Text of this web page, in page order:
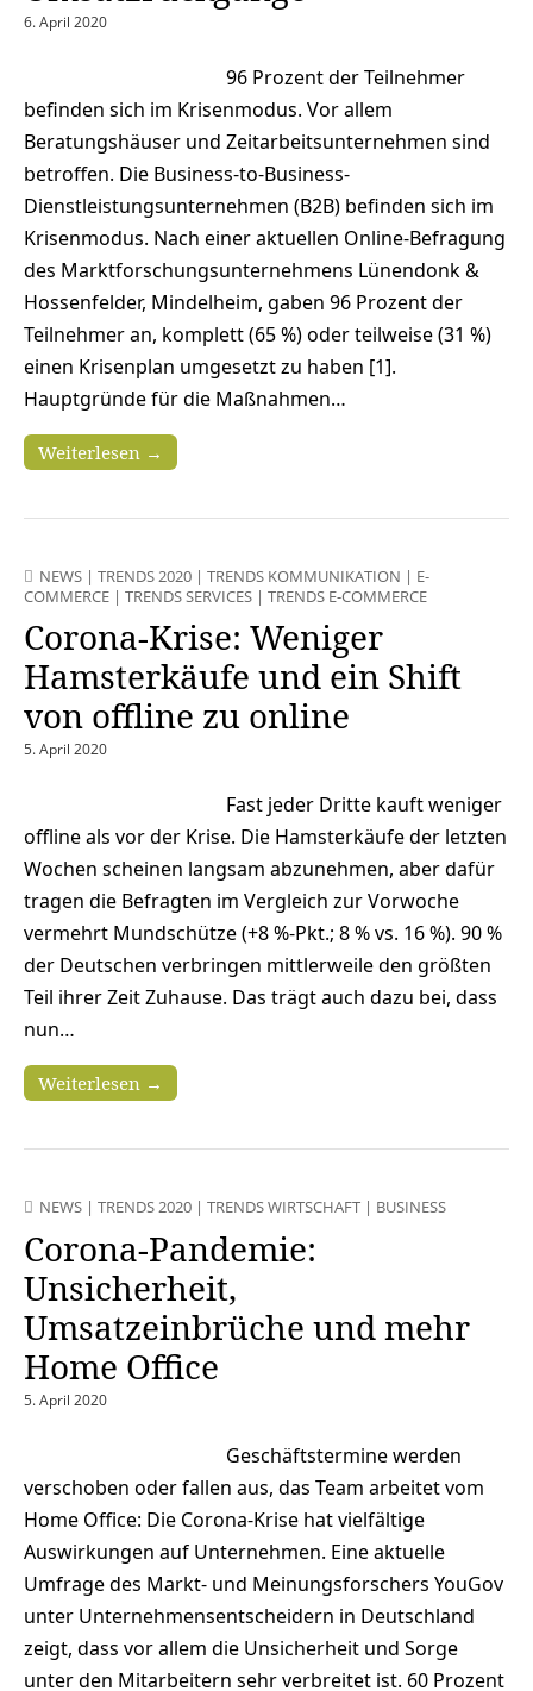
6. April 2020
96 Prozent der Teilnehmer
befinden sich im Krisenmodus. Vor allem
Beratungshäuser und Zeitarbeitsunternehmen sind
betroffen. Die Business-to-Business-
Dienstleistungsunternehmen (B2B) befinden sich im
Krisenmodus. Nach einer aktuellen Online-Befragung
des Marktforschungsunternehmens Lünendonk &
Hossenfelder, Mindelheim, gaben 96 Prozent der
Teilnehmer an, komplett (65 %) oder teilweise (31 %)
einen Krisenplan umgesetzt zu haben [1].
Hauptgründe für die Maßnahmen…
Weiterlesen →
NEWS | TRENDS 2020 | TRENDS KOMMUNIKATION | E-
COMMERCE | TRENDS SERVICES | TRENDS E-COMMERCE
Corona-Krise: Weniger
Hamsterkäufe und ein Shift
von offline zu online
5. April 2020
Fast jeder Dritte kauft weniger
offline als vor der Krise. Die Hamsterkäufe der letzten
Wochen scheinen langsam abzunehmen, aber dafür
tragen die Befragten im Vergleich zur Vorwoche
vermehrt Mundschütze (+8 %-Pkt.; 8 % vs. 16 %). 90 %
der Deutschen verbringen mittlerweile den größten
Teil ihrer Zeit Zuhause. Das trägt auch dazu bei, dass
nun…
Weiterlesen →
NEWS | TRENDS 2020 | TRENDS WIRTSCHAFT | BUSINESS
Corona-Pandemie:
Unsicherheit,
Umsatzeinbrüche und mehr
Home Office
5. April 2020
Geschäftstermine werden
verschoben oder fallen aus, das Team arbeitet vom
Home Office: Die Corona-Krise hat vielfältige
Auswirkungen auf Unternehmen. Eine aktuelle
Umfrage des Markt- und Meinungsforschers YouGov
unter Unternehmensentscheidern in Deutschland
zeigt, dass vor allem die Unsicherheit und Sorge
unter den Mitarbeitern sehr verbreitet ist. 60 Prozent